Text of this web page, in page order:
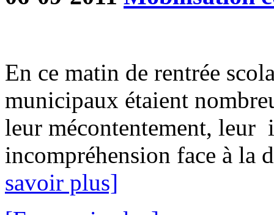
En ce matin de rentrée
municipaux étaient
leur mécontentement, leur
incompréhension face à la
savoir plus]